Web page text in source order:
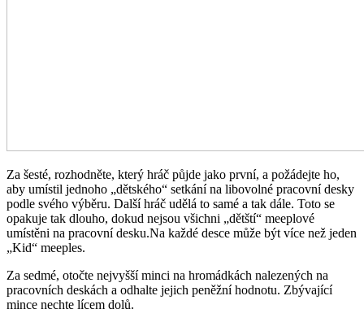
Za šesté, rozhodněte, který hráč půjde jako první, a požádejte ho,
aby umístil jednoho „dětského“ setkání na libovolné pracovní desky
podle svého výběru. Další hráč udělá to samé a tak dále. Toto se
opakuje tak dlouho, dokud nejsou všichni „dětští“ meeplové
umístěni na pracovní desku.Na každé desce může být více než jeden
„Kid“ meeples.
Za sedmé, otočte nejvyšší minci na hromádkách nalezených na
pracovních deskách a odhalte jejich peněžní hodnotu. Zbývající
mince nechte lícem dolů.